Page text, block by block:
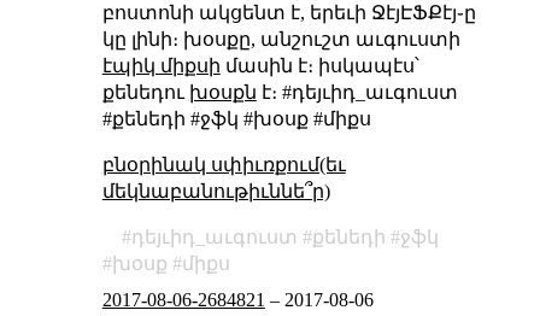
բոստոնի ակցենտ է, երեւի ՋէյԷՖՔէյ֊ը
կը լինի։ խօսքը, անշուշտ աւգուստի
էպիկ միքսի մասին է։ իսկապէս՝
քենեդու խօսքն է։ #դեյւիդ_աւգուստ
#քենեդի #ջֆկ #խօսք #միքս
բնօրինակ սփիւռքում(եւ
մեկնաբանութիւննե՞ր)
դեյւիդ_աւգուստ քենեդի
ջֆկ
խօսք
միքս
2017-08-06-2684821 – 2017-08-06